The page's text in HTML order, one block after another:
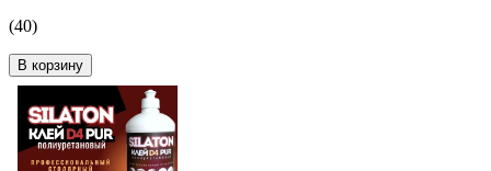
(40)
В корзину